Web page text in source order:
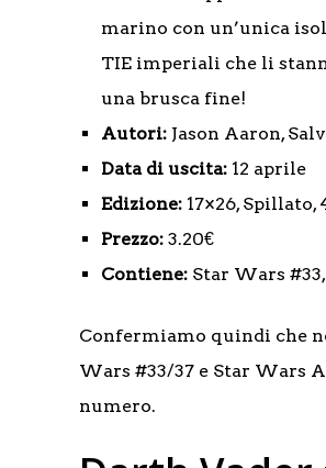
marino con un’unica
TIE imperiali che li
una brusca fine!
Autori: Jason Aaron,
Data di uscita: 12 aprile
Edizione: 17×26, Spillato,
Prezzo: 3.20€
Contiene: Star Wars
Confermiamo quindi che
Wars #33/37 e Star Wars
numero.